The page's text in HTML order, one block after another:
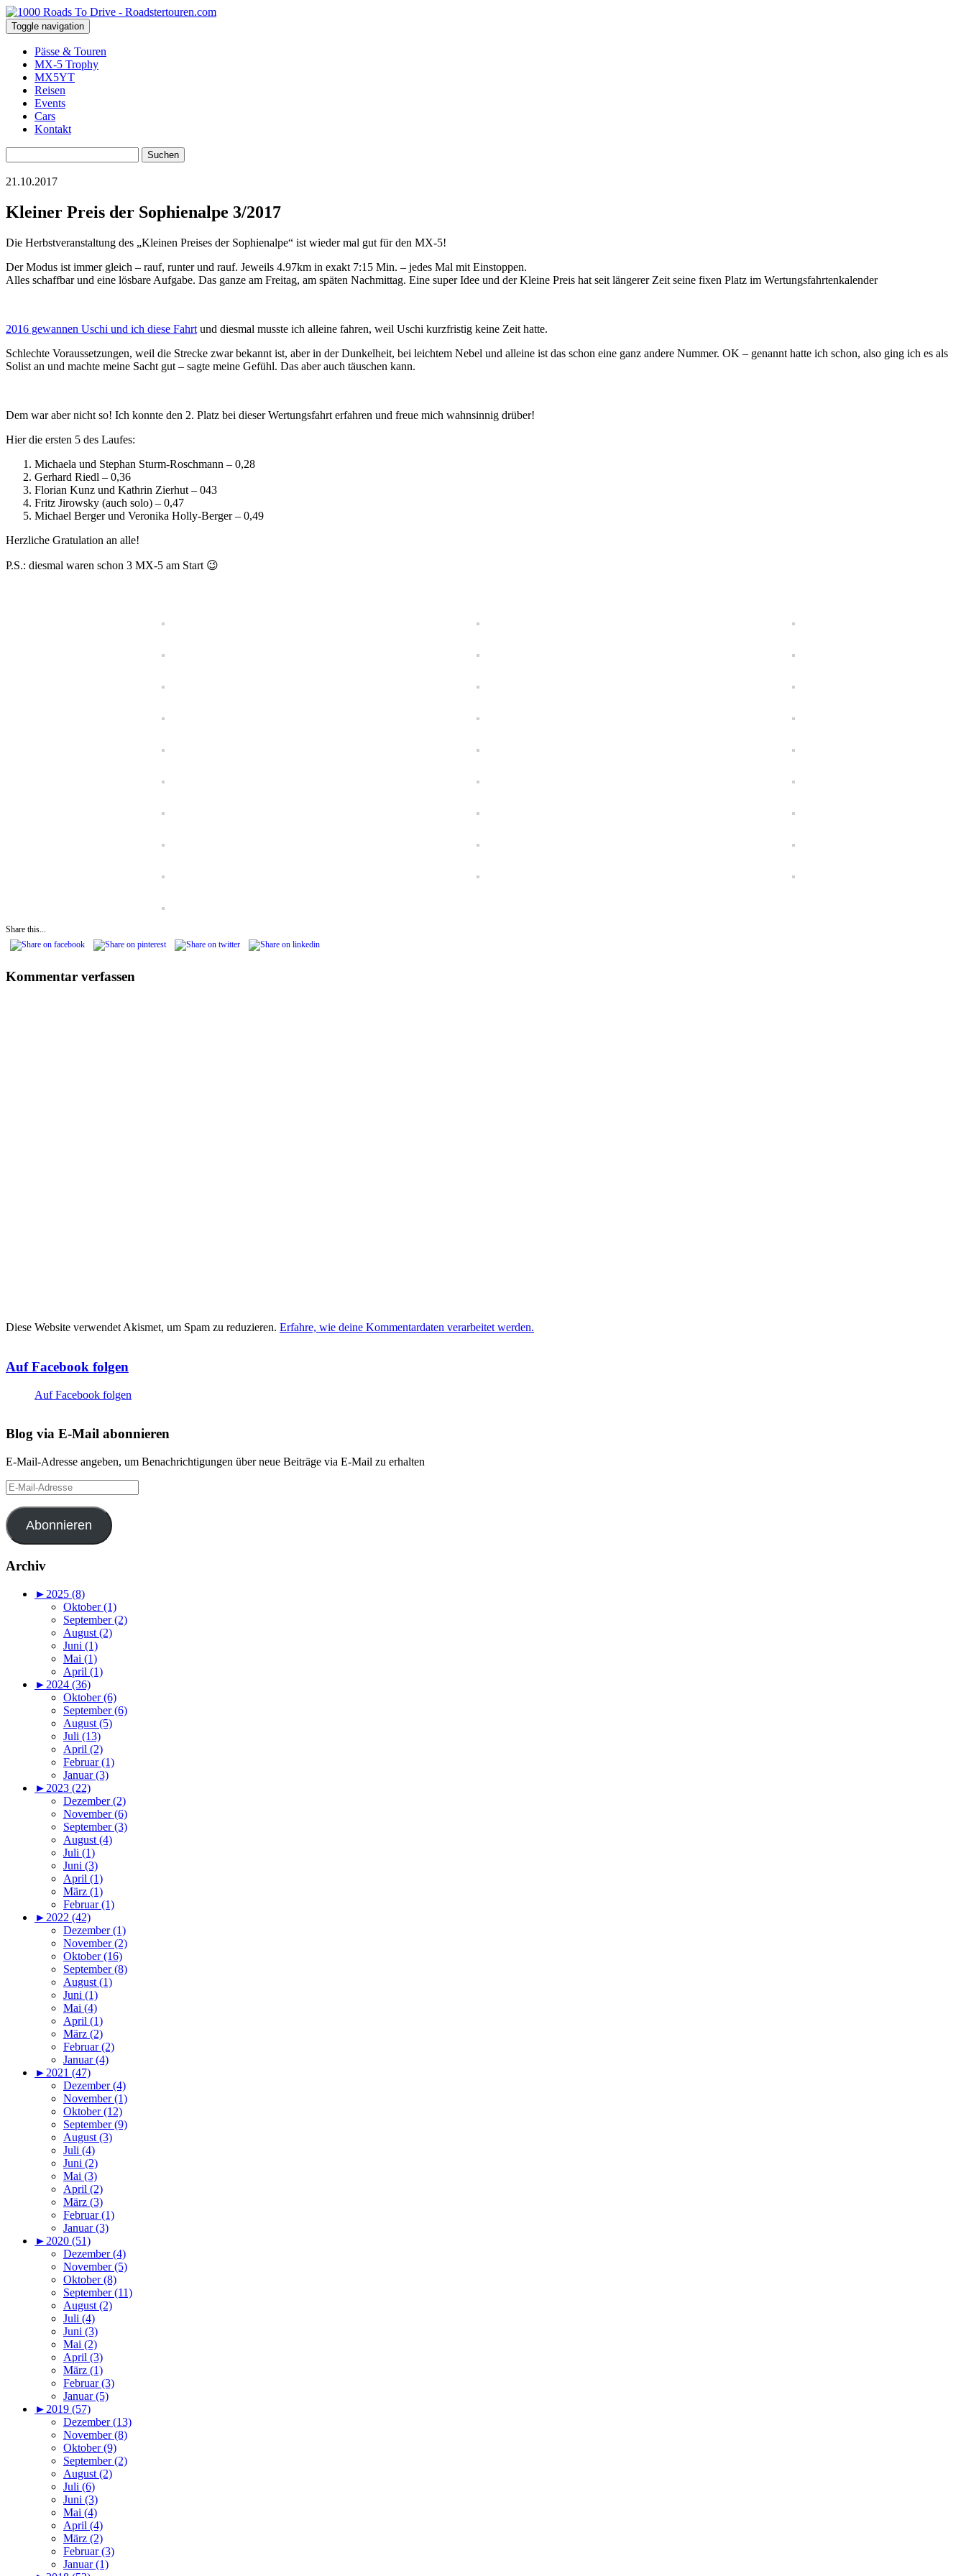
Toggle navigation
Pässe & Touren
MX-5 Trophy
MX5YT
Reisen
Events
Cars
Kontakt
nach:
21.10.2017
Kleiner Preis der Sophienalpe 3/2017
Die Herbstveranstaltung des „Kleinen Preises der Sophienalpe“ ist wieder mal gut für den MX-5!
Der Modus ist immer gleich – rauf, runter und rauf. Jeweils 4.97km in exakt 7:15 Min. – jedes Mal mit Einstoppen.
Alles schaffbar und eine lösbare Aufgabe. Das ganze am Freitag, am späten Nachmittag. Eine super Idee und der Kleine Preis hat seit längerer Zeit seine fixen Platz im Wertungsfahrtenkalender
2016 gewannen Uschi und ich diese Fahrt und diesmal musste ich alleine fahren, weil Uschi kurzfristig keine Zeit hatte.
Schlechte Voraussetzungen, weil die Strecke zwar bekannt ist, aber in der Dunkelheit, bei leichtem Nebel und alleine ist das schon eine ganz andere Nummer. OK – genannt hatte ich schon, also ging ich es als
Solist an und machte meine Sacht gut – sagte meine Gefühl. Das aber auch täuschen kann.
Dem war aber nicht so! Ich konnte den 2. Platz bei dieser Wertungsfahrt erfahren und freue mich wahnsinnig drüber!
Hier die ersten 5 des Laufes:
Michaela und Stephan Sturm-Roschmann – 0,28
Gerhard Riedl – 0,36
Florian Kunz und Kathrin Zierhut – 043
Fritz Jirowsky (auch solo) – 0,47
Michael Berger und Veronika Holly-Berger – 0,49
Herzliche Gratulation an alle!
P.S.: diesmal waren schon 3 MX-5 am Start 😉
Share this...
Kommentar verfassen
Diese Website verwendet Akismet, um Spam zu reduzieren. Erfahre, wie deine Kommentardaten verarbeitet werden.
Auf Facebook folgen
Auf Facebook folgen
Blog via E-Mail abonnieren
E-Mail-Adresse angeben, um Benachrichtigungen über neue Beiträge via E-Mail zu erhalten
E-
Mail-
Adresse
Abonnieren
Archiv
► 2025 (8)
Oktober (1)
September (2)
August (2)
Juni (1)
Mai (1)
April (1)
► 2024 (36)
Oktober (6)
September (6)
August (5)
Juli (13)
April (2)
Februar (1)
Januar (3)
► 2023 (22)
Dezember (2)
November (6)
September (3)
August (4)
Juli (1)
Juni (3)
April (1)
März (1)
Februar (1)
► 2022 (42)
Dezember (1)
November (2)
Oktober (16)
September (8)
August (1)
Juni (1)
Mai (4)
April (1)
März (2)
Februar (2)
Januar (4)
► 2021 (47)
Dezember (4)
November (1)
Oktober (12)
September (9)
August (3)
Juli (4)
Juni (2)
Mai (3)
April (2)
März (3)
Februar (1)
Januar (3)
► 2020 (51)
Dezember (4)
November (5)
Oktober (8)
September (11)
August (2)
Juli (4)
Juni (3)
Mai (2)
April (3)
März (1)
Februar (3)
Januar (5)
► 2019 (57)
Dezember (13)
November (8)
Oktober (9)
September (2)
August (2)
Juli (6)
Juni (3)
Mai (4)
April (4)
März (2)
Februar (3)
Januar (1)